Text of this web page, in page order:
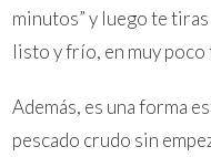
minutos” y luego te
listo y frío, en muy
Además, es una forma
pescado crudo sin